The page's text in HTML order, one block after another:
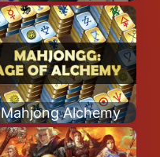
Mahjong Alchemy